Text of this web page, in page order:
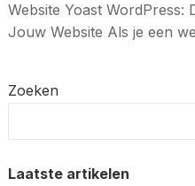
Website Yoast WordPress:
Jouw Website Als je een
Zoeken
Laatste artikelen